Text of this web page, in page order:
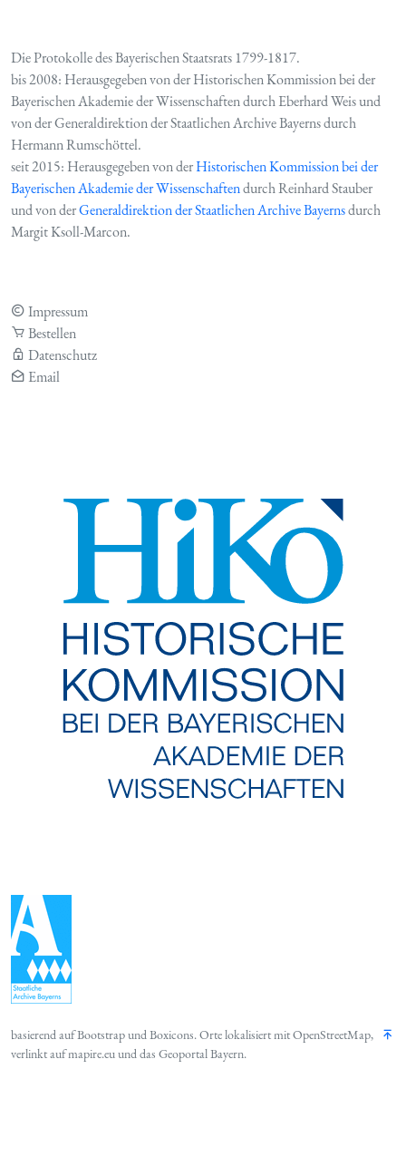
Die Protokolle des Bayerischen Staatsrats 1799-1817.
bis 2008: Herausgegeben von der Historischen Kommission bei der
Bayerischen Akademie der Wissenschaften durch Eberhard Weis und
von der Generaldirektion der Staatlichen Archive Bayerns durch
Hermann Rumschöttel.
seit 2015: Herausgegeben von derHistorischen Kommission bei der
Bayerischen Akademie der Wissenschaftendurch Reinhard Stauber
und von derGeneraldirektion der Staatlichen Archive Bayernsdurch
Margit Ksoll-Marcon.
Impressum
Bestellen
Datenschutz
Email
basierend aufBootstrapundBoxicons. Orte lokalisiert mitOpenStreetMap,
verlinkt aufmapire.euund das Geoportal Bayern.